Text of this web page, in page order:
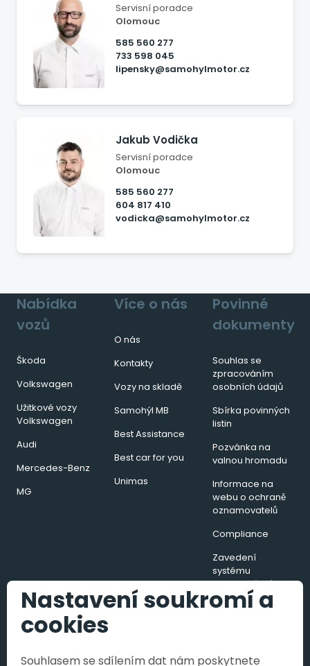
Nastavení soukromí a
cookies
Souhlasem se sdílením dat nám poskytnete
Servisní poradce
Olomouc
585 560 277
733 598 045
lipensky@samohylmotor.cz
Jakub Vodička
Servisní poradce
Olomouc
585 560 277
604 817 410
vodicka@samohylmotor.cz
Nabídka
vozů
Škoda
Volkswagen
Užitkové vozy
Volkswagen
Audi
Mercedes-Benz
MG
Více o nás
O nás
Kontakty
Vozy na skladě
Samohýl MB
Best Assistance
Best car for you
Unimas
Povinné
dokumenty
Souhlas se
zpracováním
osobních údajů
Sbírka povinných
listin
Pozvánka na
valnou hromadu
Informace na
webu o ochraně
oznamovatelů
Compliance
Zavedení
systému
hospodaření s
energií v podobě
energetického